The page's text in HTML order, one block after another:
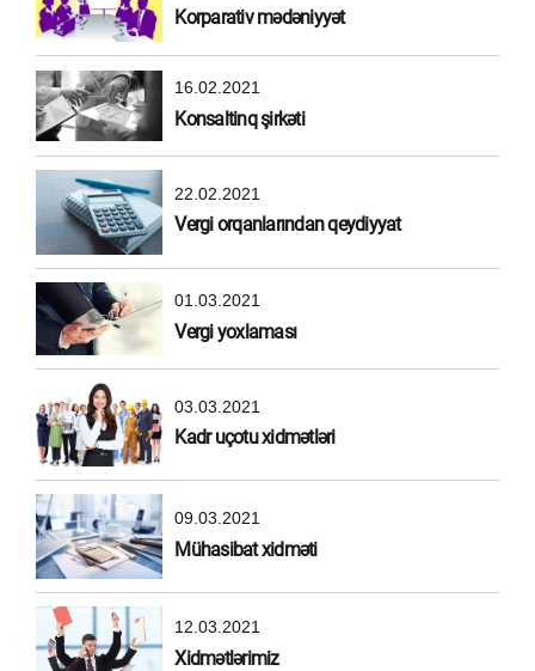
Korparativ mədəniyyət
16.02.2021
Konsaltinq şirkəti
22.02.2021
Vergi orqanlarından qeydiyyat
01.03.2021
Vergi yoxlaması
03.03.2021
Kadr uçotu xidmətləri
09.03.2021
Mühasibat xidməti
12.03.2021
Xidmətlərimiz